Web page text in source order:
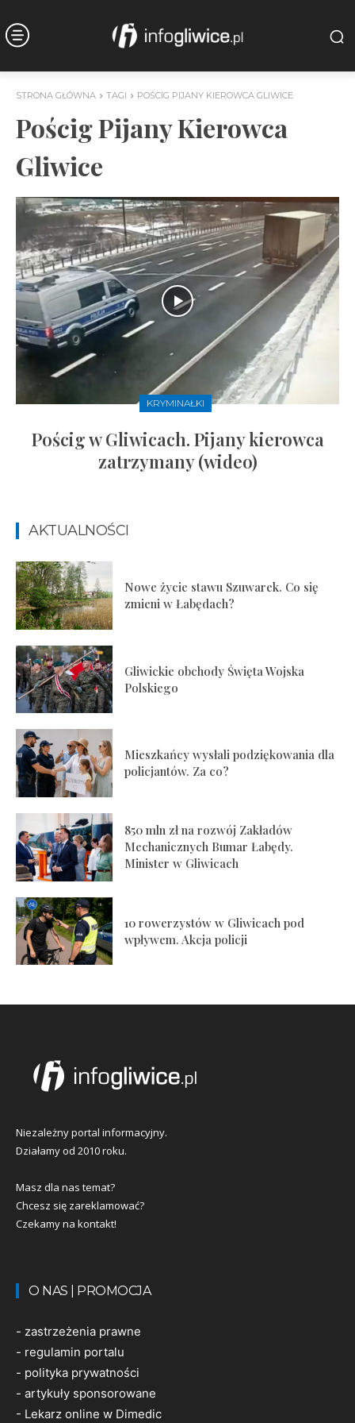
STRONA GŁÓWNA TAGI POŚCIG PIJANY KIEROWCA GLIWICE
Pościg Pijany Kierowca
Gliwice
KRYMINAŁKI
Pościg w Gliwicach. Pijany kierowca
zatrzymany (wideo)
AKTUALNOŚCI
Nowe życie stawu Szuwarek. Co się
zmieni w Łabędach?
Gliwickie obchody Święta Wojska
Polskiego
Mieszkańcy wysłali podziękowania dla
policjantów. Za co?
850 mln zł na rozwój Zakładów
Mechanicznych Bumar Łabędy.
Minister w Gliwicach
10 rowerzystów w Gliwicach pod
wpływem. Akcja policji
Niezależny portal informacyjny.
Działamy od 2010 roku.
Masz dla nas temat?
Chcesz się zareklamować?
Czekamy na kontakt!
O NAS | PROMOCJA
- zastrzeżenia prawne
- regulamin portalu
- polityka prywatności
- artykuły sponsorowane
- Lekarz online w Dimedic